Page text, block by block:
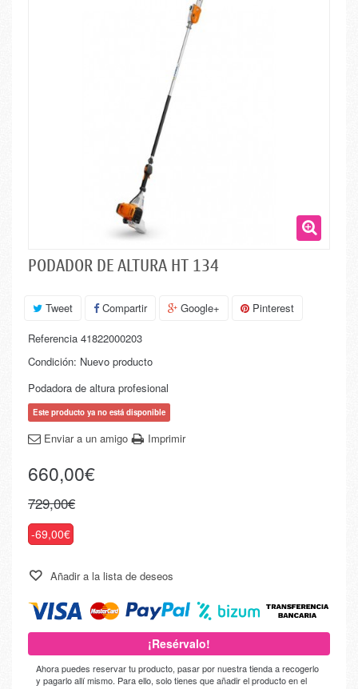
PODADOR DE ALTURA HT 134
Tweet Compartir Google+
Pinterest
Referencia 41822000203
Condición: Nuevo producto
Podadora de altura profesional
Este producto ya no está disponible
Enviar a un amigo Imprimir
660,00€
729,00€
-69,00€
Añadir a la lista de deseos
¡Resérvalo!
Ahora puedes reservar tu producto, pasar por nuestra tienda a recogerlo
y pagarlo allí mismo. Para ello, solo tienes que añadir el producto en el